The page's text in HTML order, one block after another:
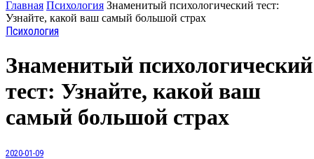
Главная Психология Знаменитый психологический тест:
Узнайте, какой ваш самый большой страх
Психология
Знаменитый психологический
тест: Узнайте, какой ваш
самый большой страх
2020-01-09